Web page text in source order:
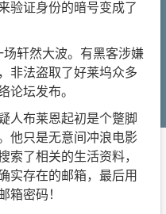
验证身份的暗号变成了
场轩然大波。有黑客涉嫌
非法盗取了好莱坞众多
论坛发布。
人布莱恩起初是个蹩脚
他只是无意间冲浪电影
索了相关的生活资料，
实存在的邮箱，最后用
箱密码！